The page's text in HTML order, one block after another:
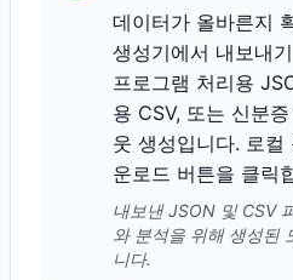
데이터가 올바른지
생성기에서 내보내
프로그램 처리용
용 CSV, 또는 신분
웃 생성입니다. 로
운로드 버튼을 클릭
내보낸 JSON 및 CSV
와 분석을 위해 생성된
니다.